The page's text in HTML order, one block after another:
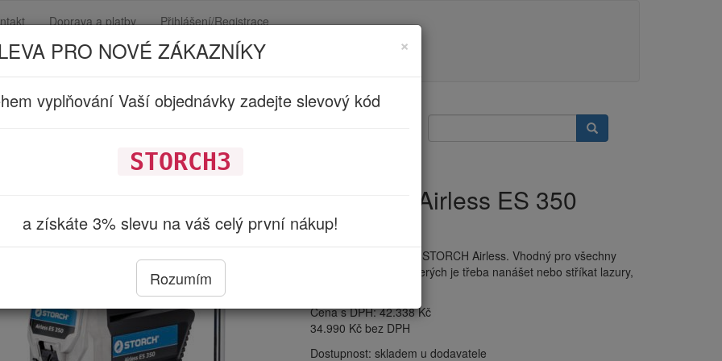
Doprava a platby Přihlášení/Registrace
Stříkací technika
STORCH Airless ES 350
(690035)
Základní přístroj řady STORCH Airless. Vhodný pro všechny
nátěrové práce, při kterých je třeba nanášet nebo stříkat lazury,
Cena s DPH:42.338 Kč
34.990 Kč bez DPH
Dostupnost:skladem u dodavatele
×
PRO NOVÉ ZÁKAZNÍKY
vyplňování Vaší objednávky zadejte slevový kód
STORCH3
a získáte 3% slevu na váš celý první nákup!
Rozumím